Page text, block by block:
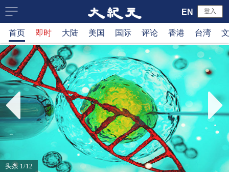
大
纪
元
新
闻
网
登入
EN
首页 即时 大陆 美国 国际 评论 香港 台湾
头条 1/12